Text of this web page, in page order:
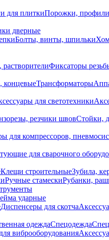
для плиткиПорожки,
дверные
Болты, винты, шпильки
Фиксаторы
концевыеТрансформаторы
для светотехники
резчики швовСтойки,
для компрессоров,
для сварочного
Клещи строительныеЗубила,
Ручные стамескиРубанки,
ударные
Диспенсеры для скотча
одеждаСпецодежда
виброоборудования